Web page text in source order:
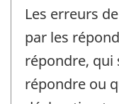
Les erreurs
par les
répondre, qui
répondre ou